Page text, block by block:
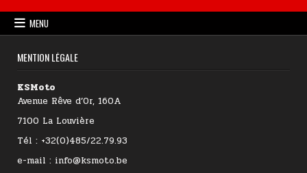
MENU
MENTION LÉGALE
KSMoto
Avenue Rêve d’Or, 160A
7100 La Louvière
Tél : +32(0)485/22.79.93
e-mail : info@ksmoto.be